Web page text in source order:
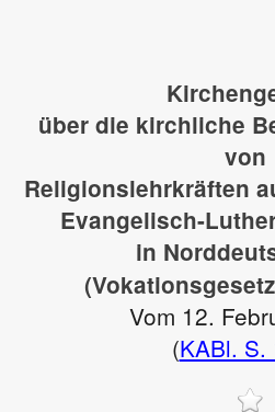
über die kirchliche
von
Religionslehrkräften
Evangelisch-
in
Vom 12.
(KABl. S.